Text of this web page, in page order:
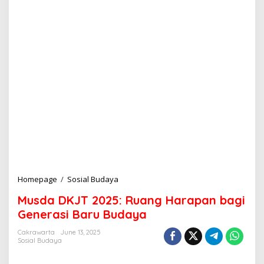
Homepage / Sosial Budaya
s
d
a
Musda DKJT 2025: Ruang Harapan bagi
Generasi Baru Budaya
Cakrawarta
June 13, 2025
Sosial Budaya